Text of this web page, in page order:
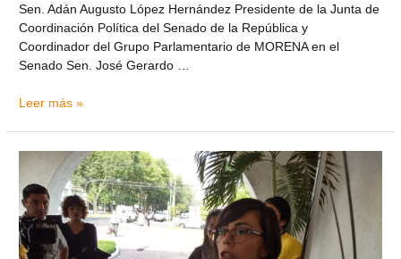
Sen. Adán Augusto López Hernández Presidente de la Junta de
Coordinación Política del Senado de la República y
Coordinador del Grupo Parlamentario de MORENA en el
Senado Sen. José Gerardo …
Leer más »